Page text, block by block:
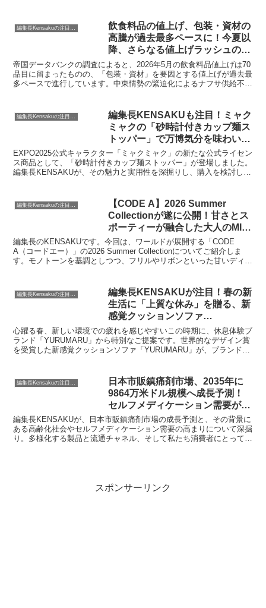
飲食料品の値上げ、包装・資材の
高騰が過去最多ペースに！今夏以
降、さらなる値上げラッシュの可
能性も？
帝国データバンクの調査によると、2026年5月の飲食料品値上げは70
品目に留まったものの、「包装・資材」を要因とする値上げが過去最
多ペースで進行しています。中東情勢の緊迫化によるナフサ供給不安
編集長KENSAKUも注目！ミャク
ミャクの「砂時計付きカップ麺ス
トッパー」で万博気分を味わいま
せんか？
EXPO2025公式キャラクター「ミャクミャク」の新たな公式ライセン
ス商品として、「砂時計付きカップ麺ストッパー」が登場しました。
編集長KENSAKUが、その魅力と実用性を深掘りし、購入を検討して
編集長Kensakuの注目ネタ
【CODE A】2026 Summer
Collectionが遂に公開！甘さとス
ポーティーが融合した大人のMIX
スタイルに注目です！
編集長のKENSAKUです。今回は、ワールドが展開する「CODE
A（コードエー）」の2026 Summer Collectionについてご紹介しま
す。モノトーンを基調としつつ、フリルやリボンといった甘いディテ
最後までご覧ください。
編集長KENSAKUが注目！春の新
生活に「上質な休み」を贈る、新
感覚クッションソファ
「YURUMARU」初の全品
15%OFFセール開催！
心躍る春、新しい環境での疲れを感じやすいこの時期に、休息体験ブ
ランド「YURUMARU」から特別なご提案です。世界的なデザイン賞
を受賞した新感覚クッションソファ「YURUMARU」が、ブランド初
チャンスです。
日本市販鎮痛剤市場、2035年に
9864万米ドル規模へ成長予測！
セルフメディケーション需要が牽
引する未来
編集長KENSAKUが、日本市販鎮痛剤市場の成長予測と、その背景に
ある高齢化社会やセルフメディケーション需要の高まりについて深掘
り。多様化する製品と流通チャネル、そして私たち消費者にとっての
スポンサーリンク